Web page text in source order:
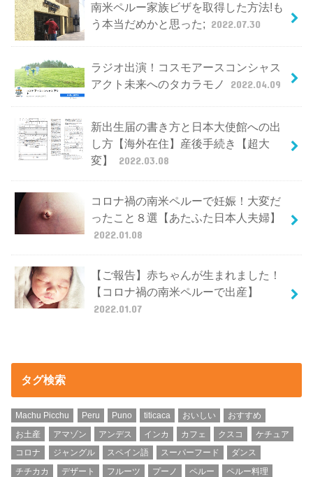
南米ペルー家族ビザを取得した方法!も
う本当だめかと思った; 2022.07.30
ラジオ出演！コスモアースコンシャス
アクト未来へのタカラモノ
2022.04.09
新出生届の書き方と日本大使館への出
し方【海外在住】産後手続き【超大
変】
2022.03.08
コロナ禍の南米ペルーで妊娠！大変だ
ったこと８選【あたふた日本人夫婦】
2022.01.08
【ご報告】赤ちゃんが生まれました！
【コロナ禍の南米ペルーで出産】
2022.01.07
タグ検索
Machu Picchu Peru Puno titicaca おいしい
おすすめ
お土産
アマゾン アンデス インカ カフェ クスコ
ケチュア
コロナ
ジャングル スペイン語 スーパーフード
ダンス
チチカカ
デザート フルーツ プーノ ペルー
ペルー料理